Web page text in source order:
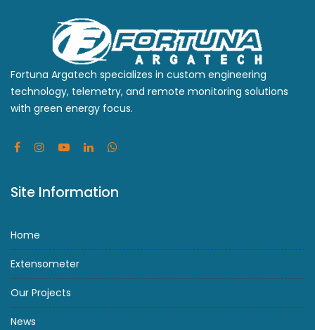
Fortuna Argatech specializes in custom engineering
technology, telemetry, and remote monitoring solutions
with green energy focus.
Site Information
Home
Extensometer
Our Projects
News